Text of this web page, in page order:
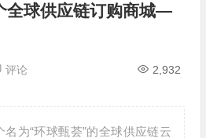
全球供应链订购商城—
评论 2,932
为“环球甄荟”的全球供应链云